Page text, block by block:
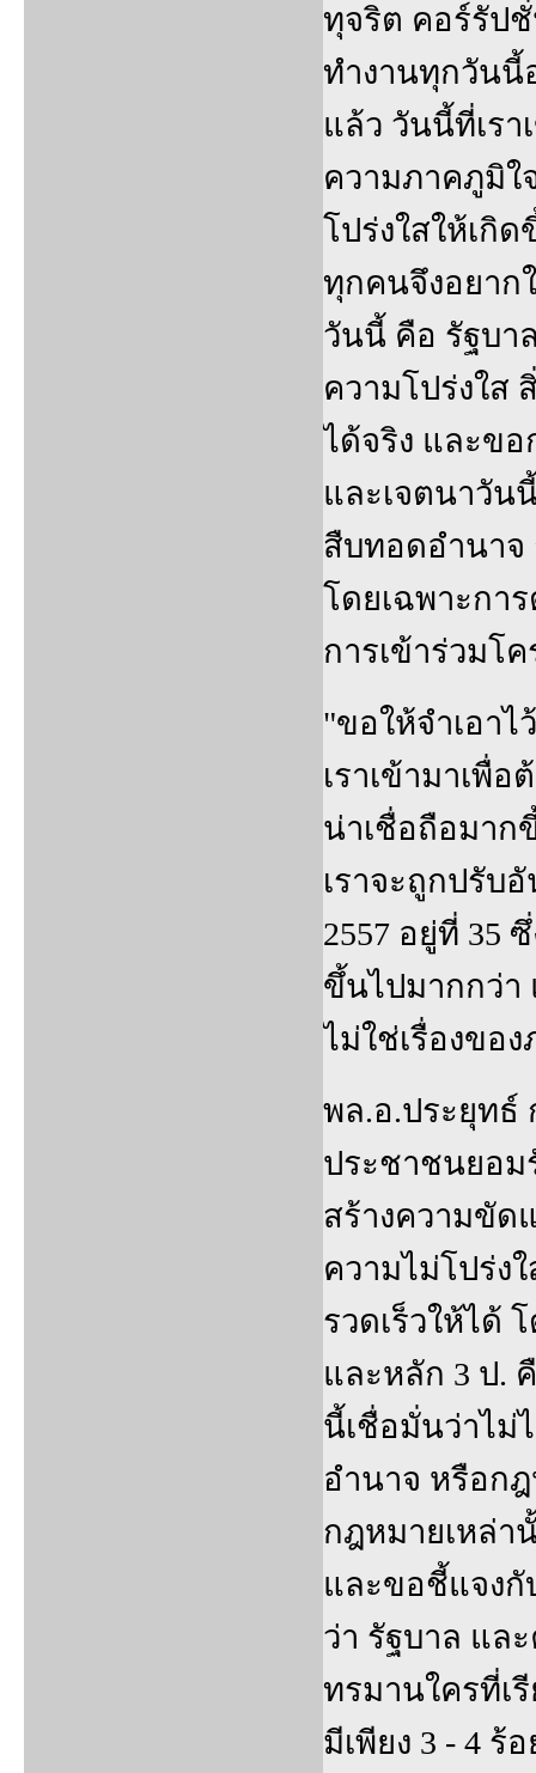
ทุจริต คอร์รัป
ทำงานทุกวันนี้
แล้ว วันนี้ที่เรา
ความภาคภูมิใ
โปร่งใสให้เกิ
ทุกคนจึงอยาก
วันนี้ คือ รัฐบา
ความโปร่งใส
ได้จริง และข
และเจตนาวัน
สืบทอดอำนาจ
โดยเฉพาะกา
การเข้าร่วมโ
"ขอให้จำเอาไ
เราเข้ามาเพื่
น่าเชื่อถือมาก
เราจะถูกปรั
2557 อยู่ที่ 35
ขึ้นไปมากกว่า
ไม่ใช่เรื่องขอ
พล.อ.ประยุทธ์
ประชาชนยอม
สร้างความขัด
ความไม่โปร่ง
รวดเร็วให้ได้
และหลัก 3 ป.
นี้เชื่อมั่นว่าไม่
อำนาจ หรือก
กฎหมายเหล่า
และขอชี้แจงกั
ว่า รัฐบาล แล
ทรมานใครที่เ
มีเพียง 3 - 4